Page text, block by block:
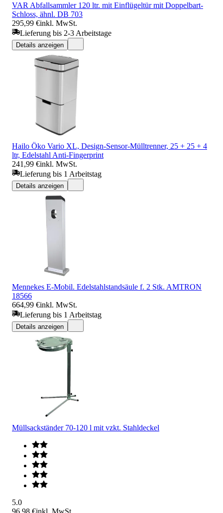
VAR Abfallsammler 120 ltr. mit Einflügeltür mit Doppelbart-
Schloss, ähnl. DB 703
295,99 €inkl. MwSt.
Lieferung bis 2-3 Arbeitstage
Details anzeigen
Hailo Öko Vario XL, Design-Sensor-Mülltrenner, 25 + 25 + 4
ltr, Edelstahl Anti-Fingerprint
241,99 €inkl. MwSt.
Lieferung bis 1 Arbeitstag
Details anzeigen
Mennekes E-Mobil. Edelstahlstandsäule f. 2 Stk. AMTRON
18566
664,99 €inkl. MwSt.
Lieferung bis 1 Arbeitstag
Details anzeigen
Müllsackständer 70-120 l mit vzkt. Stahldeckel
5.0
96,98 €inkl. MwSt.